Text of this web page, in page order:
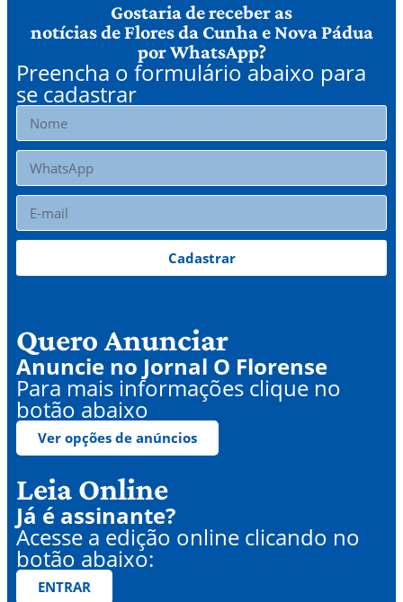
Gostaria de receber as
notícias de Flores da Cunha e Nova Pádua
por WhatsApp?
Preencha o formulário abaixo para
se cadastrar
Cadastrar
Quero Anunciar
Anuncie no Jornal O Florense
Para mais informações clique no
botão abaixo
Ver opções de anúncios
Leia Online
Já é assinante?
Acesse a edição online clicando no
botão abaixo:
ENTRAR